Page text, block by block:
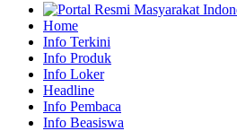
Home
Info Terkini
Info Produk
Info Loker
Headline
Info Pembaca
Info Beasiswa